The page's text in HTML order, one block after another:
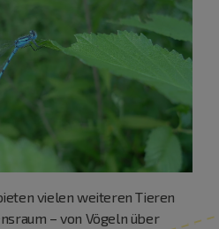
vielen weiteren Tieren
– von Vögeln über